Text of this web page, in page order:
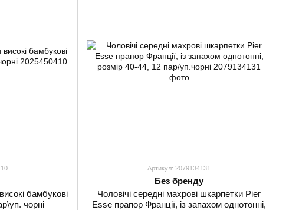
бамбукові
чорні
Артикул: 2079134131
Без бренду
Чоловічі середні махрові шкарпетки Pier
Esse прапор Франції, із запахом однотонні,